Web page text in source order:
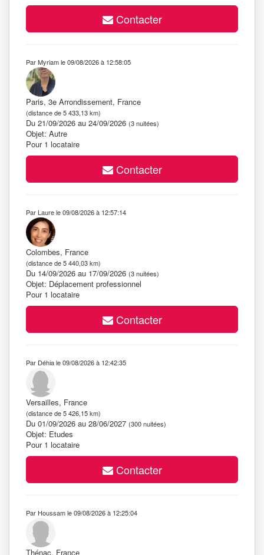
Contacter
Par Myriam le 09/08/2026 à 12:58:05
Paris, 3e Arrondissement, France
(distance de 5 433,13 km)
Du 21/09/2026 au 24/09/2026 (3 nuitées)
Objet: Autre
Pour 1 locataire
Contacter
Par Laure le 09/08/2026 à 12:57:14
Colombes, France
(distance de 5 440,03 km)
Du 14/09/2026 au 17/09/2026 (3 nuitées)
Objet: Déplacement professionnel
Pour 1 locataire
Contacter
Par Déhia le 09/08/2026 à 12:42:35
Versailles, France
(distance de 5 426,15 km)
Du 01/09/2026 au 28/06/2027 (300 nuitées)
Objet: Etudes
Pour 1 locataire
Contacter
Par Houssam le 09/08/2026 à 12:25:04
Thénac, France